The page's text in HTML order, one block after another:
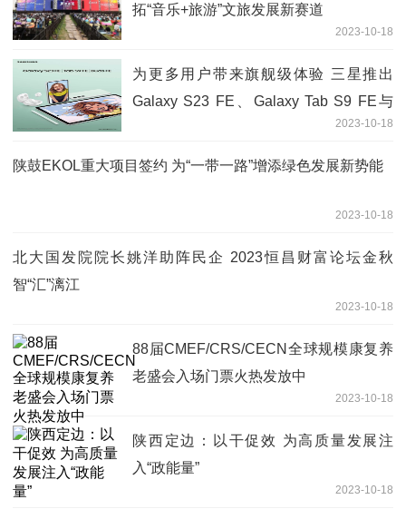
拓“音乐+旅游”文旅发展新赛道
2023-10-18
为更多用户带来旗舰级体验 三星推出
Galaxy S23 FE、Galaxy Tab S9 FE与
2023-10-18
陕鼓EKOL重大项目签约 为“一带一路”增添绿色发展新势能
2023-10-18
北大国发院院长姚洋助阵民企 2023恒昌财富论坛金秋
智“汇”漓江
2023-10-18
88届CMEF/CRS/CECN全球规模康复养
老盛会入场门票火热发放中
2023-10-18
陕西定边：以干促效 为高质量发展注
入“政能量”
2023-10-18